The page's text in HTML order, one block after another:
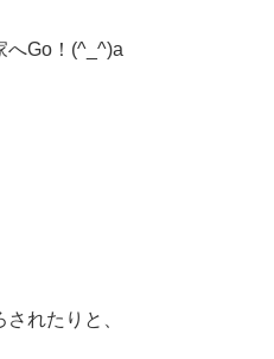
へGo！(^_^)a
れたりと、